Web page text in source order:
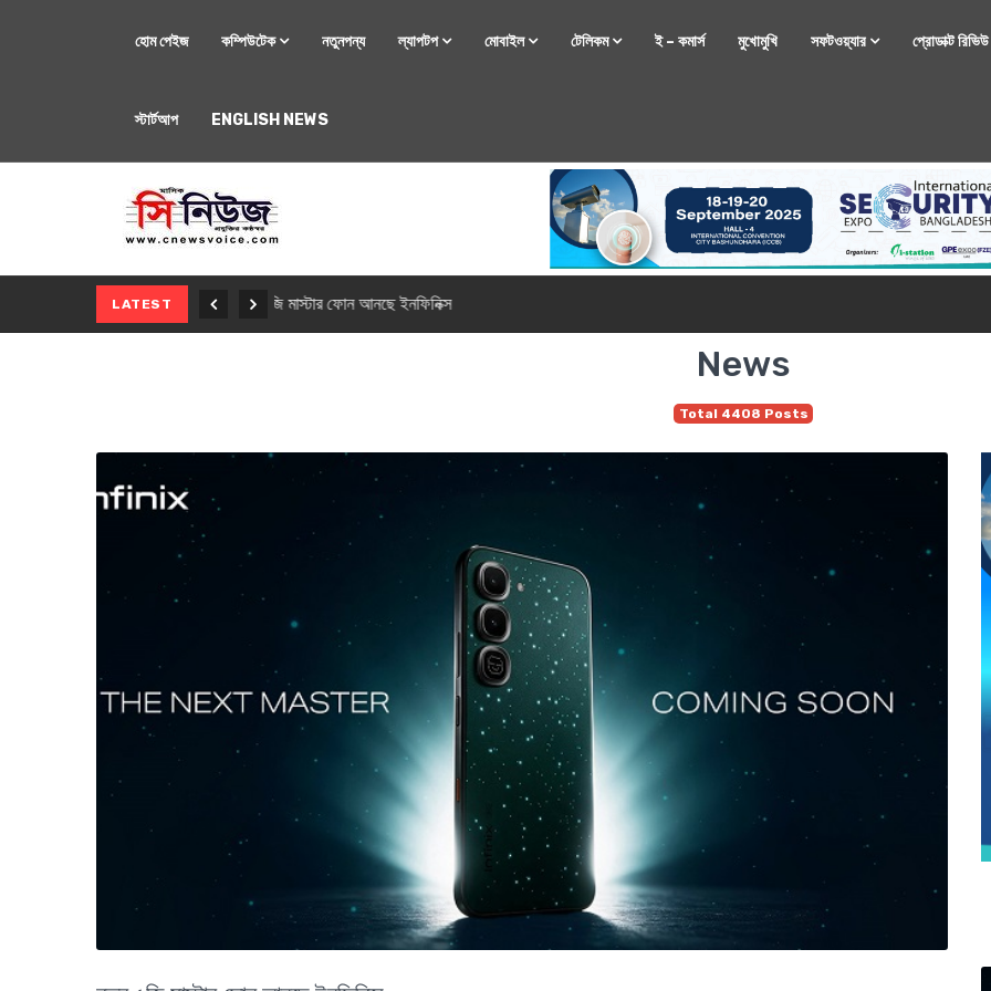
হোম পেইজ কম্পিউটেক নতুনপন্য ল্যাপটপ মোবাইল টেলিকম ই – কমার্স মুখোমুখি সফটওয়্যার প্রোডাক্ট রিভিউ
স্টার্টআপ ENGLISH NEWS
LATEST মোবাইল নতুন সি-সিরিজ স্মার্টফোন নিয়ে আসছে রিয়েলমি
News
Total 4408 Posts